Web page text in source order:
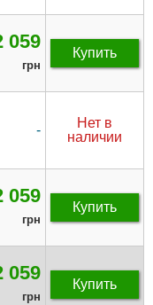
059
грн
Купить
-
Нет в
наличии
059
грн
Купить
059
грн
Купить